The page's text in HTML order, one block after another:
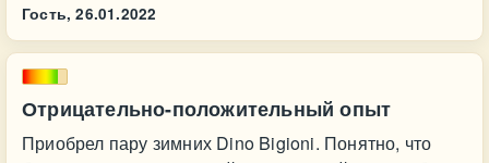
Гость, 26.01.2022
Отрицательно-положительный опыт
Приобрел пару зимних Dino Bigioni. Понятно, что